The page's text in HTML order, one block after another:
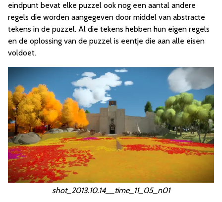
eindpunt bevat elke puzzel ook nog een aantal andere
regels die worden aangegeven door middel van abstracte
tekens in de puzzel. Al die tekens hebben hun eigen regels
en de oplossing van de puzzel is eentje die aan alle eisen
voldoet.
shot_2013.10.14__time_11_05_n01